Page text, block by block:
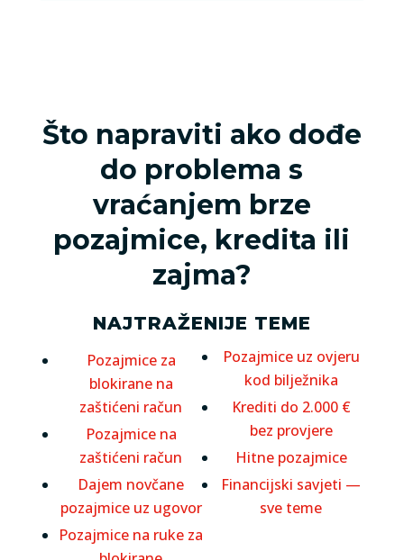
Što napraviti ako dođe
do problema s
vraćanjem brze
pozajmice, kredita ili
zajma?
NAJTRAŽENIJE TEME
Pozajmice za
blokirane na
zaštićeni račun
Pozajmice na
zaštićeni račun
Dajem novčane
pozajmice uz ugovor
Pozajmice na ruke za
Pozajmice uz ovjeru
kod bilježnika
Krediti do 2.000 €
bez provjere
Hitne pozajmice
Financijski savjeti —
sve teme